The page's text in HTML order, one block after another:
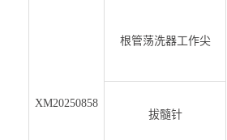
XM20250858
根管荡洗器工作尖
拔髓针